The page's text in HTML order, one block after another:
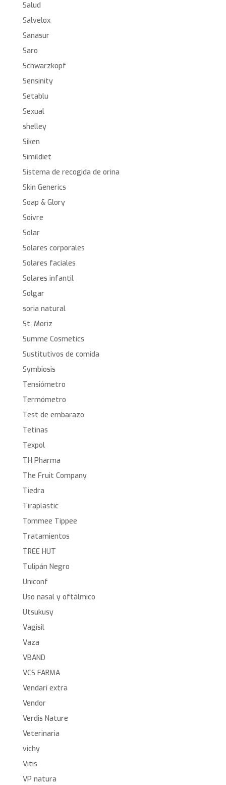
Salud
Salvelox
Sanasur
Saro
Schwarzkopf
Sensinity
Setablu
Sexual
shelley
Siken
Simildiet
Sistema de recogida de orina
Skin Generics
Soap & Glory
Soivre
Solar
Solares corporales
Solares faciales
Solares infantil
Solgar
soria natural
St. Moriz
Summe Cosmetics
Sustitutivos de comida
Symbiosis
Tensiómetro
Termómetro
Test de embarazo
Tetinas
Texpol
TH Pharma
The Fruit Company
Tiedra
Tiraplastic
Tommee Tippee
Tratamientos
TREE HUT
Tulipán Negro
Uniconf
Uso nasal y oftálmico
Utsukusy
Vagisil
Vaza
VBAND
VCS FARMA
Vendarí extra
Vendor
Verdis Nature
Veterinaria
vichy
Vitis
VP natura